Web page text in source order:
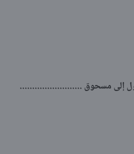
إلى مسحوق .........................